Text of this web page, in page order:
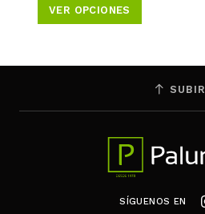
VER OPCIONES
SUBIR
SÍGUENOS EN